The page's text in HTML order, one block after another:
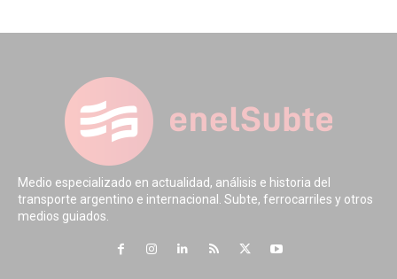
Medio especializado en actualidad, análisis e historia del
transporte argentino e internacional. Subte, ferrocarriles y otros
medios guiados.